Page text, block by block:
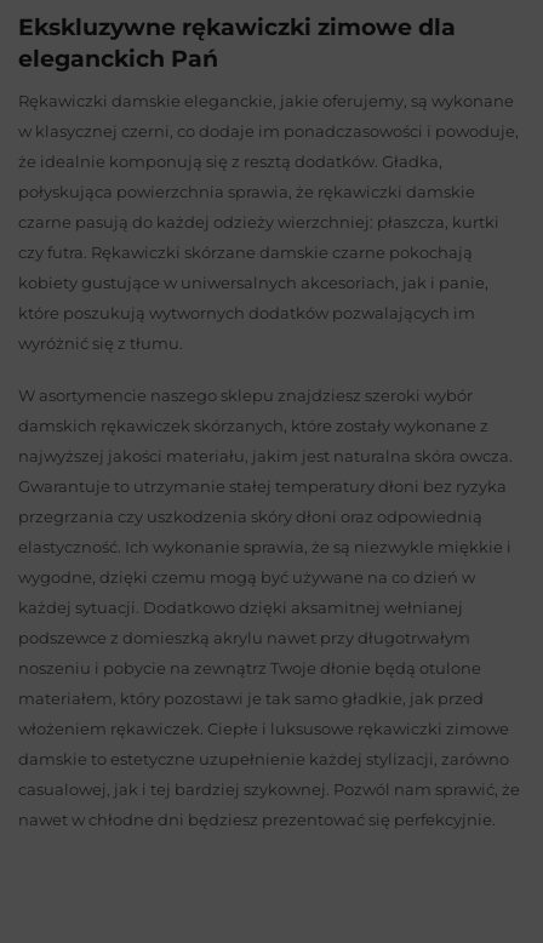
Ekskluzywne rękawiczki zimowe dla
eleganckich Pań
Rękawiczki damskie eleganckie, jakie oferujemy, są wykonane
w klasycznej czerni, co dodaje im ponadczasowości i powoduje,
że idealnie komponują się z resztą dodatków. Gładka,
połyskująca powierzchnia sprawia, że rękawiczki damskie
czarne pasują do każdej odzieży wierzchniej: płaszcza, kurtki
czy futra. Rękawiczki skórzane damskie czarne pokochają
kobiety gustujące w uniwersalnych akcesoriach, jak i panie,
które poszukują wytwornych dodatków pozwalających im
wyróżnić się z tłumu.
W asortymencie naszego sklepu znajdziesz szeroki wybór
damskich rękawiczek skórzanych, które zostały wykonane z
najwyższej jakości materiału, jakim jest naturalna skóra owcza.
Gwarantuje to utrzymanie stałej temperatury dłoni bez ryzyka
przegrzania czy uszkodzenia skóry dłoni oraz odpowiednią
elastyczność. Ich wykonanie sprawia, że są niezwykle miękkie i
wygodne, dzięki czemu mogą być używane na co dzień w
każdej sytuacji. Dodatkowo dzięki aksamitnej wełnianej
podszewce z domieszką akrylu nawet przy długotrwałym
noszeniu i pobycie na zewnątrz Twoje dłonie będą otulone
materiałem, który pozostawi je tak samo gładkie, jak przed
włożeniem rękawiczek. Ciepłe i luksusowe rękawiczki zimowe
damskie to estetyczne uzupełnienie każdej stylizacji, zarówno
casualowej, jak i tej bardziej szykownej. Pozwól nam sprawić, że
nawet w chłodne dni będziesz prezentować się perfekcyjnie.